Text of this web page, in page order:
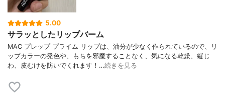
5.00
サラッとしたリップバーム
MAC プレップ プライム リップは、油分が少なく作られているので、リ
ップカラーの発色や、もちを邪魔することなく、気になる乾燥、縦じ
わ、皮むけを防いでくれます！…続きを見る